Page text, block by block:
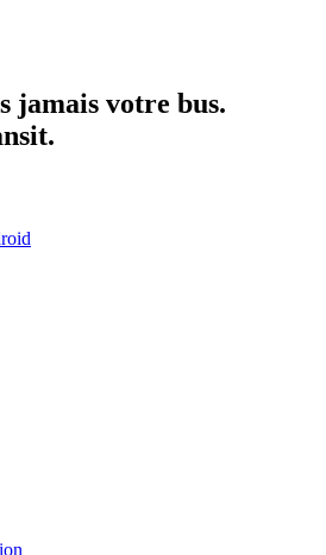
jamais votre bus.